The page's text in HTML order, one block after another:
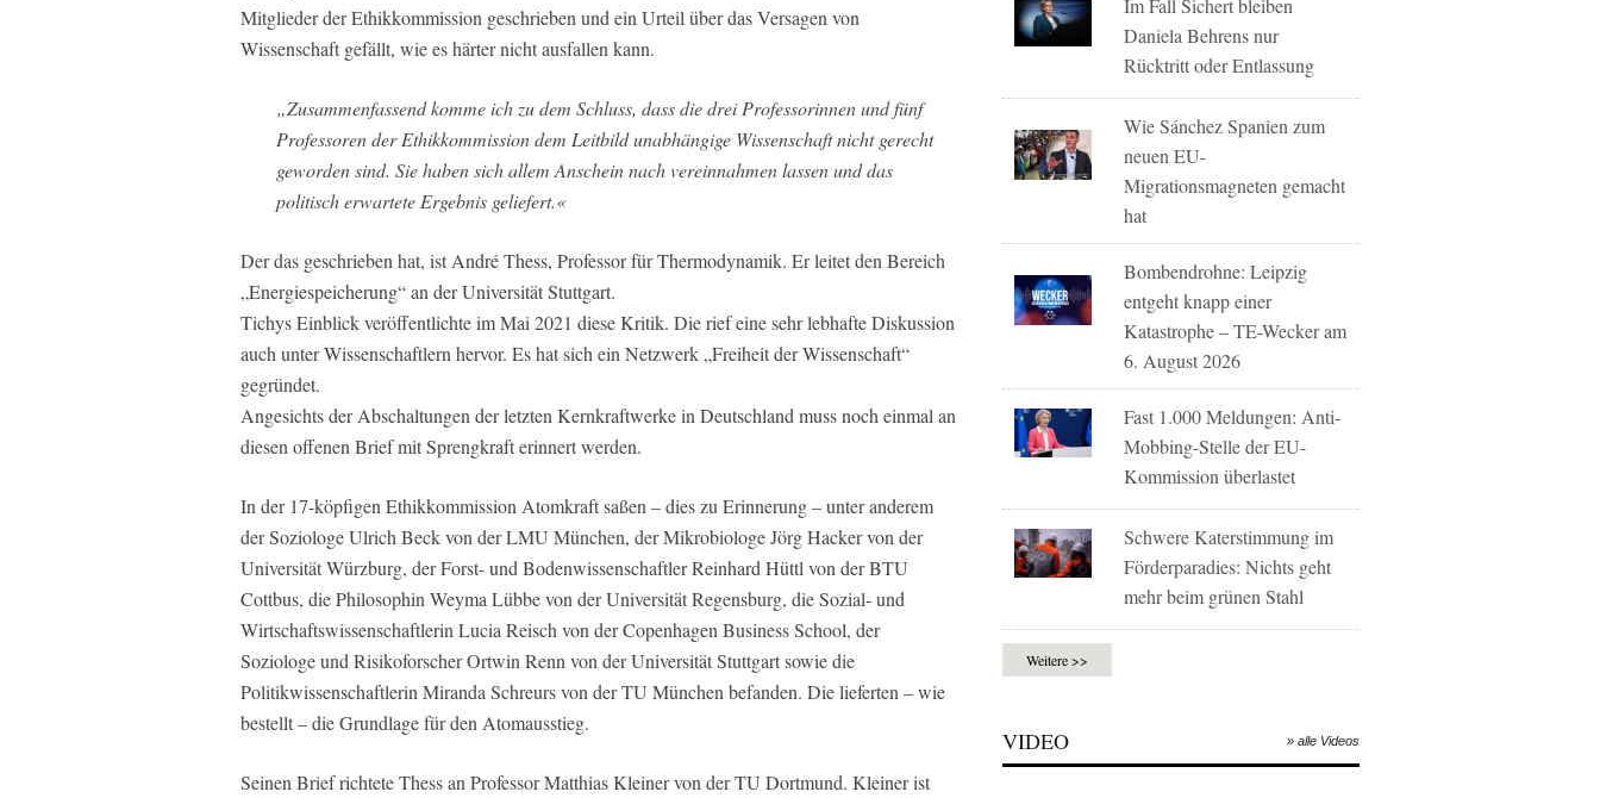
Mitglieder der Ethikkommission geschrieben und ein Urteil über das Versagen von
Wissenschaft gefällt, wie es härter nicht ausfallen kann.
„Zusammenfassend komme ich zu dem Schluss, dass die drei Professorinnen und fünf
Professoren der Ethikkommission dem Leitbild unabhängige Wissenschaft nicht gerecht
geworden sind. Sie haben sich allem Anschein nach vereinnahmen lassen und das
politisch erwartete Ergebnis geliefert.«
Der das geschrieben hat, ist André Thess, Professor für Thermodynamik. Er leitet den Bereich
„Energiespeicherung“ an der Universität Stuttgart.
Tichys Einblick veröffentlichte im Mai 2021 diese Kritik. Die rief eine sehr lebhafte Diskussion
auch unter Wissenschaftlern hervor. Es hat sich ein Netzwerk „Freiheit der Wissenschaft“
gegründet.
Angesichts der Abschaltungen der letzten Kernkraftwerke in Deutschland muss noch einmal an
diesen offenen Brief mit Sprengkraft erinnert werden.
In der 17-köpfigen Ethikkommission Atomkraft saßen – dies zu Erinnerung – unter anderem
der Soziologe Ulrich Beck von der LMU München, der Mikrobiologe Jörg Hacker von der
Universität Würzburg, der Forst- und Bodenwissenschaftler Reinhard Hüttl von der BTU
Cottbus, die Philosophin Weyma Lübbe von der Universität Regensburg, die Sozial- und
Wirtschaftswissenschaftlerin Lucia Reisch von der Copenhagen Business School, der
Soziologe und Risikoforscher Ortwin Renn von der Universität Stuttgart sowie die
Politikwissenschaftlerin Miranda Schreurs von der TU München befanden. Die lieferten – wie
bestellt – die Grundlage für den Atomausstieg.
Seinen Brief richtete Thess an Professor Matthias Kleiner von der TU Dortmund. Kleiner ist
Im Fall Sichert bleiben
Daniela Behrens nur
Rücktritt oder Entlassung
Wie Sánchez Spanien zum
neuen EU-
Migrationsmagneten gemacht
hat
Bombendrohne: Leipzig
entgeht knapp einer
Katastrophe – TE-Wecker am
6. August 2026
Fast 1.000 Meldungen: Anti-
Mobbing-Stelle der EU-
Kommission überlastet
Schwere Katerstimmung im
Förderparadies: Nichts geht
mehr beim grünen Stahl
Weitere >>
VIDEO » alle Videos